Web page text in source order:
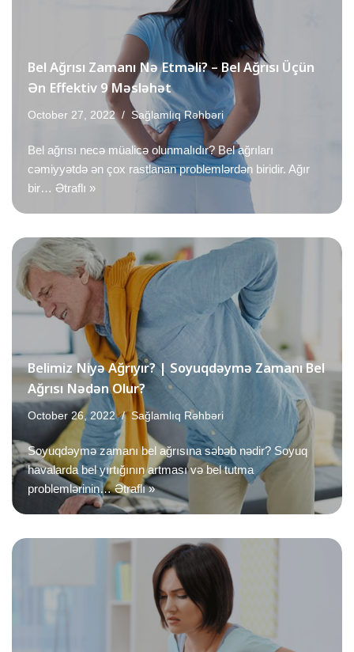
Bel Ağrısı Zamanı Nə Etməli? – Bel Ağrısı Üçün
Ən Effektiv 9 Məsləhət
October 27, 2022 Sağlamlıq Rəhbəri
Bel ağrısı necə müalicə olunmalıdır? Bel ağrıları
cəmiyyətdə ən çox rastlanan problemlərdən biridir. Ağır
bir… Ətraflı »
Belimiz Niyə Ağrıyır? | Soyuqdəymə Zamanı Bel
Ağrısı Nədən Olur?
October 26, 2022 Sağlamlıq Rəhbəri
Soyuqdəymə zamanı bel ağrısına səbəb nədir? Soyuq
havalarda bel yırtığının artması və bel tutma
problemlərinin…Ətraflı »